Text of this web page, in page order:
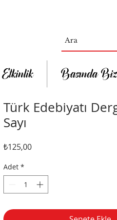
Etkinlik Basında
Türk Edebiyatı
Sayı
₺125,00Fiyat
Adet *